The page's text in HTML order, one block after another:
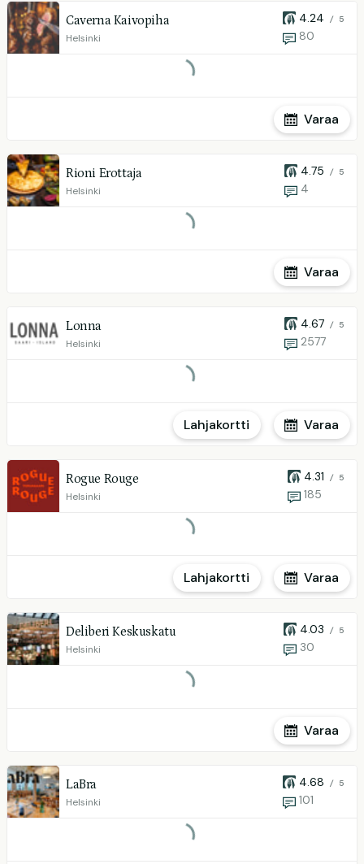
Caverna Kaivopiha
Helsinki
4.24 / 5
80
Varaa
Rioni Erottaja
Helsinki
4.75 / 5
4
Varaa
Lonna
Helsinki
4.67 / 5
2577
Varaa
Lahjakortti
Rogue Rouge
Helsinki
4.31 / 5
185
Varaa
Lahjakortti
Deliberi Keskuskatu
Helsinki
4.03 / 5
30
Varaa
LaBra
Helsinki
4.68 / 5
101